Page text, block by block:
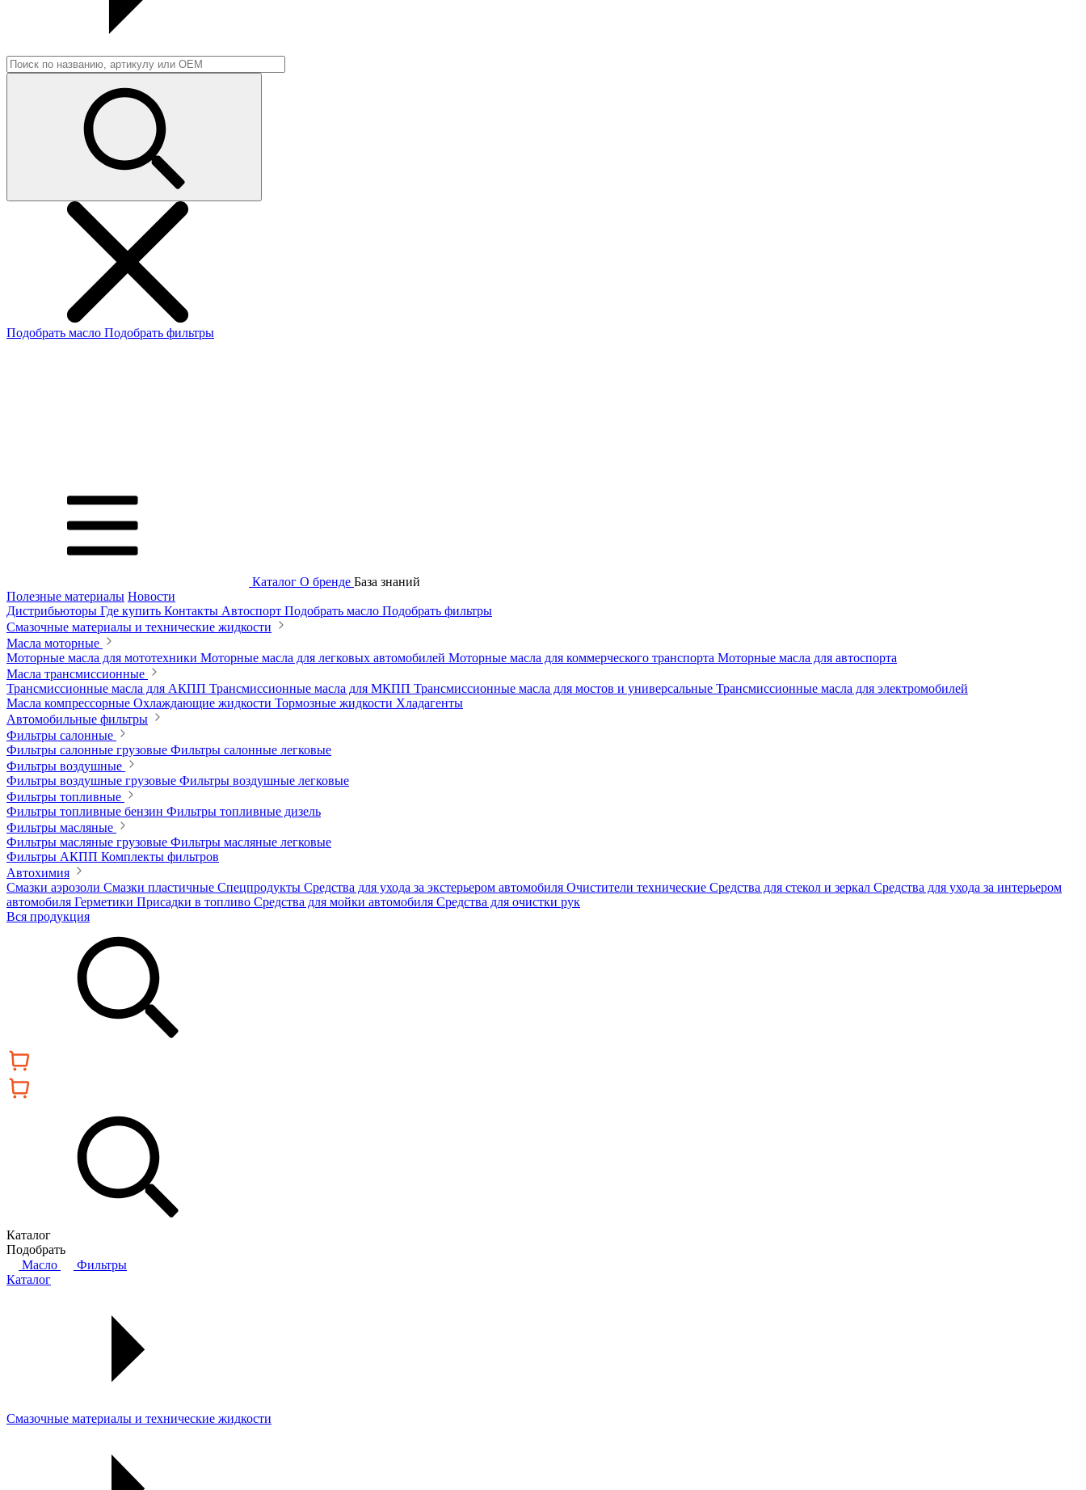
Подобрать масло Подобрать фильтры
Каталог О бренде База знаний
Полезные материалы Новости
Дистрибьюторы Где купить Контакты Автоспорт Подобрать масло Подобрать фильтры
Смазочные материалы и технические жидкости
Масла моторные
Моторные масла для мототехники Моторные масла для легковых автомобилей Моторные масла для коммерческого транспорта Моторные масла для автоспорта
Масла трансмиссионные
Трансмиссионные масла для АКПП Трансмиссионные масла для МКПП Трансмиссионные масла для мостов и универсальные Трансмиссионные масла для электромобилей
Масла компрессорные Охлаждающие жидкости Тормозные жидкости Хладагенты
Автомобильные фильтры
Фильтры салонные
Фильтры салонные грузовые Фильтры салонные легковые
Фильтры воздушные
Фильтры воздушные грузовые Фильтры воздушные легковые
Фильтры топливные
Фильтры топливные бензин Фильтры топливные дизель
Фильтры масляные
Фильтры масляные грузовые Фильтры масляные легковые
Фильтры АКПП Комплекты фильтров
Автохимия
Смазки аэрозоли Смазки пластичные Спецпродукты Средства для ухода за экстерьером автомобиля Очистители технические Средства для стекол и зеркал Средства для ухода за интерьером
автомобиля Герметики Присадки в топливо Средства для мойки автомобиля Средства для очистки рук
Вся продукция
Каталог
Подобрать
Масло
Фильтры
Каталог
Смазочные материалы и технические жидкости